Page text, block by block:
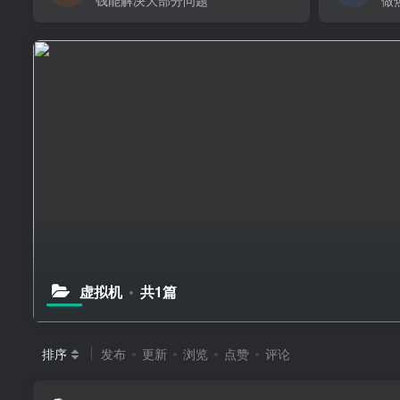
虚拟机 共1篇
排序 发布 更新 浏览 点赞 评论